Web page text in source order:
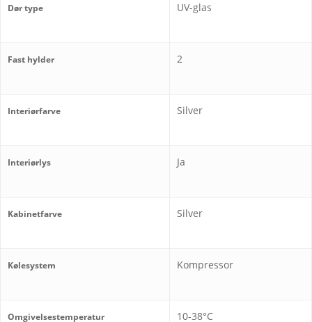
Dør type UV-glas
Fast hylder 2
Interiørfarve Silver
Interiørlys Ja
Kabinetfarve Silver
Kølesystem Kompressor
Omgivelsestemperatur 10-38°C